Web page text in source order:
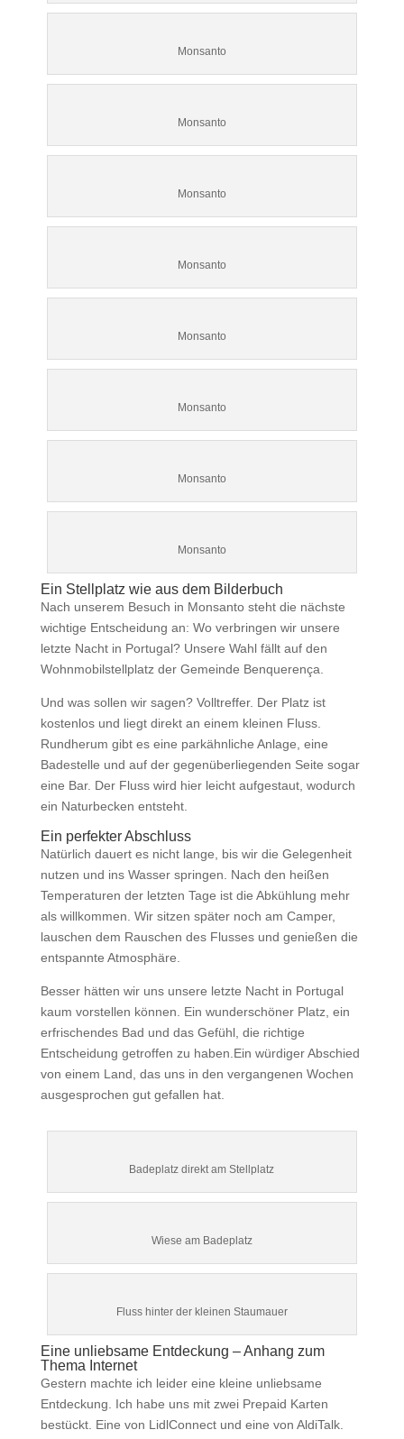
Monsanto
Monsanto
Monsanto
Monsanto
Monsanto
Monsanto
Monsanto
Monsanto
Ein Stellplatz wie aus dem Bilderbuch
Nach unserem Besuch in Monsanto steht die nächste
wichtige Entscheidung an: Wo verbringen wir unsere
letzte Nacht in Portugal? Unsere Wahl fällt auf den
Wohnmobilstellplatz der Gemeinde Benquerença
Und was sollen wir sagen? Volltreffer. Der Platz ist
kostenlos und liegt direkt an einem kleinen Fluss.
Rundherum gibt es eine parkähnliche Anlage, eine
Badestelle und auf der gegenüberliegenden Seite sogar
eine Bar. Der Fluss wird hier leicht aufgestaut, wodurch
ein Naturbecken entsteht.
Ein perfekter Abschluss
Natürlich dauert es nicht lange, bis wir die Gelegenheit
nutzen und ins Wasser springen. Nach den heißen
Temperaturen der letzten Tage ist die Abkühlung mehr
als willkommen. Wir sitzen später noch am Camper,
lauschen dem Rauschen des Flusses und genießen die
entspannte Atmosphäre.
Besser hätten wir uns unsere letzte Nacht in Portugal
kaum vorstellen können. Ein wunderschöner Platz, ein
erfrischendes Bad und das Gefühl, die richtige
Entscheidung getroffen zu haben.Ein würdiger Abschied
von einem Land, das uns in den vergangenen Wochen
ausgesprochen gut gefallen hat.
Badeplatz direkt am Stellplatz
Wiese am Badeplatz
Fluss hinter der kleinen Staumauer
Eine unliebsame Entdeckung – Anhang zum
Thema Internet
Gestern machte ich leider eine kleine unliebsame
Entdeckung. Ich habe uns mit zwei Prepaid Karten
bestückt. Eine von LidlConnect und eine von AldiTalk.